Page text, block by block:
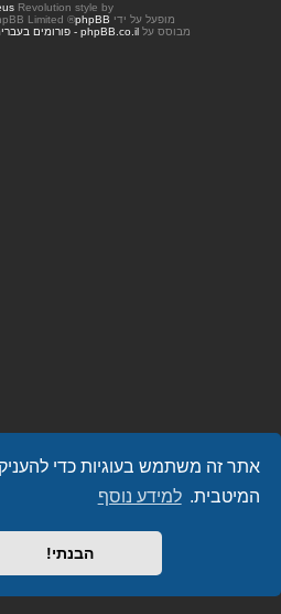
אתר זה משתמש בעוגיות כדי
המיטבית. למידע נוסף
הבנתי!
Revolution style by
מופעל על ידי phpBB
® Forum Software © phpBB Limited
מבוסס על phpBB.co.il - פורומים בעברית